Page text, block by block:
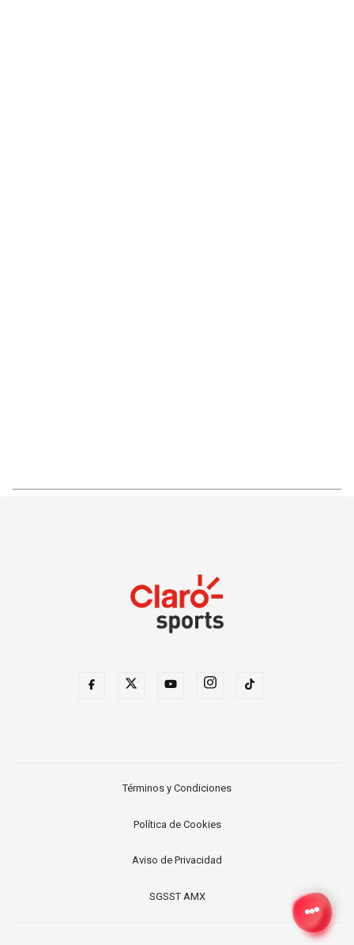
Términos y Condiciones
Política de Cookies
Aviso de Privacidad
SGSST AMX